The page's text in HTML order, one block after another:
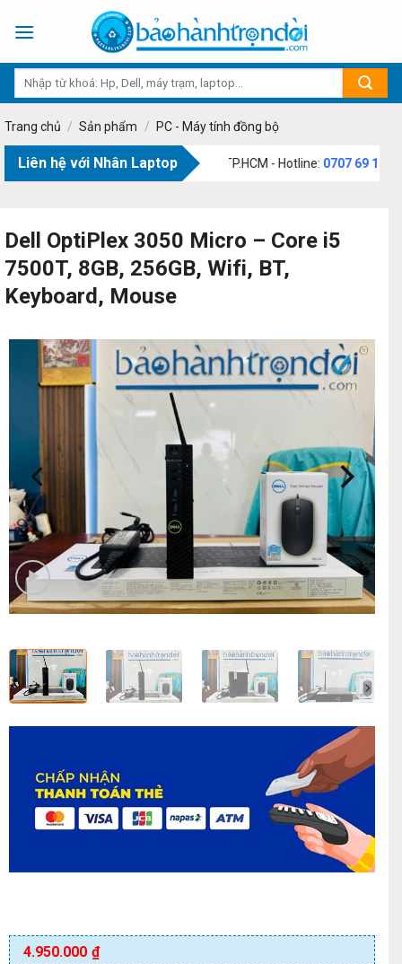
Trang chủ / Sản phẩm / PC - Máy tính đồng bộ
Liên hệ với Nhân Laptop
Phạm Văn Bạch, Phường Tân Sơn, TP.HCM - Hotline:0707 69 1111
Dell OptiPlex 3050 Micro – Core i5
7500T, 8GB, 256GB, Wifi, BT,
Keyboard, Mouse
4.950.000 ₫